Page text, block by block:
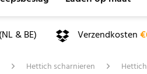
& BE) Verzendkosten
Hettich scharnieren